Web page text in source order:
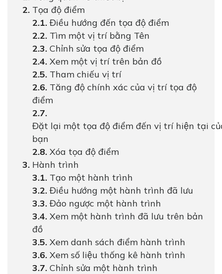
Tọa độ điểm
Điều hướng đến tọa độ điểm
Tìm một vị trí bằng Tên
Chỉnh sửa tọa độ điểm
Xem một vị trí trên bản đồ
Tham chiếu vị trí
Tăng độ chính xác của vị trí tọa độ
điểm
Đặt lại một tọa độ điểm đến vị trí hiện tại
bạn
Xóa tọa độ điểm
Hành trình
Tạo một hành trình
Điều hướng một hành trình đã lưu
Đảo ngược một hành trình
Xem một hành trình đã lưu trên bản
đồ
Xem danh sách điểm hành trình
Xem số liệu thống kê hành trình
Chỉnh sửa một hành trình